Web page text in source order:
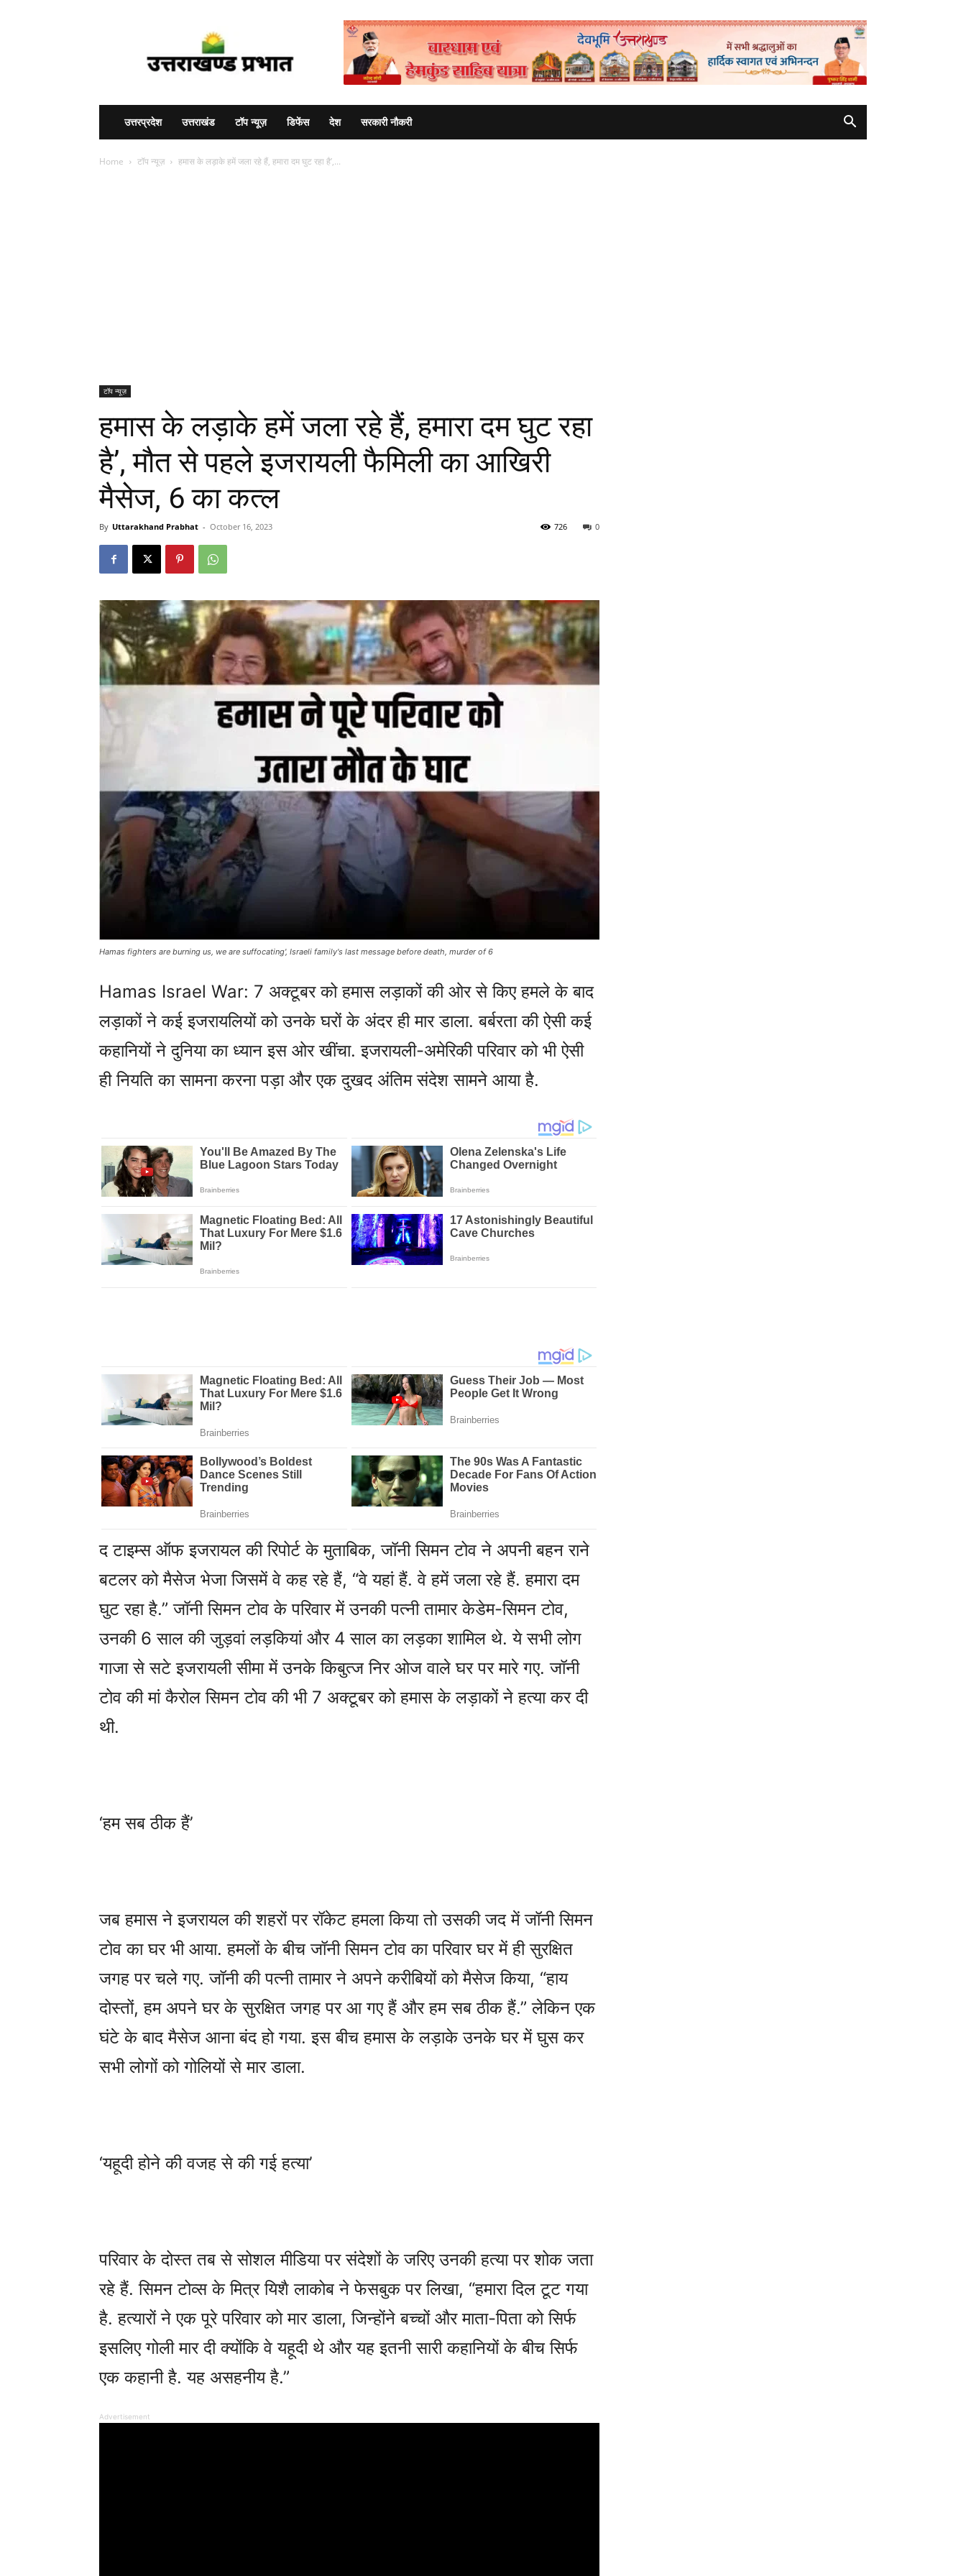
Advertisement
उत्तरप्रदेश उत्तराखंड टॉप न्यूज़ डिफेंस देश सरकारी नौकरी
Home टॉप न्यूज़ हमास के लड़ाके हमें जला रहे हैं, हमारा दम घुट रहा है’,...
टॉप न्यूज़
हमास के लड़ाके हमें जला रहे हैं, हमारा दम घुट रहा
है’, मौत से पहले इजरायली फैमिली का आखिरी
मैसेज, 6 का कत्ल
By Uttarakhand Prabhat - October 16, 2023 0
726
Hamas fighters are burning us, we are suffocating', Israeli family's last message before death, murder of 6
Hamas Israel War: 7 अक्टूबर को हमास लड़ाकों की ओर से किए हमले के बाद
लड़ाकों ने कई इजरायलियों को उनके घरों के अंदर ही मार डाला. बर्बरता की ऐसी कई
कहानियों ने दुनिया का ध्यान इस ओर खींचा. इजरायली-अमेरिकी परिवार को भी ऐसी
ही नियति का सामना करना पड़ा और एक दुखद अंतिम संदेश सामने आया है.
द टाइम्स ऑफ इजरायल की रिपोर्ट के मुताबिक, जॉनी सिमन टोव ने अपनी बहन राने
बटलर को मैसेज भेजा जिसमें वे कह रहे हैं, “वे यहां हैं. वे हमें जला रहे हैं. हमारा दम
घुट रहा है.” जॉनी सिमन टोव के परिवार में उनकी पत्नी तामार केडेम-सिमन टोव,
उनकी 6 साल की जुड़वां लड़कियां और 4 साल का लड़का शामिल थे. ये सभी लोग
गाजा से सटे इजरायली सीमा में उनके किबुत्ज निर ओज वाले घर पर मारे गए. जॉनी
टोव की मां कैरोल सिमन टोव की भी 7 अक्टूबर को हमास के लड़ाकों ने हत्या कर दी
थी.
‘हम सब ठीक हैं’
जब हमास ने इजरायल की शहरों पर रॉकेट हमला किया तो उसकी जद में जॉनी सिमन
टोव का घर भी आया. हमलों के बीच जॉनी सिमन टोव का परिवार घर में ही सुरक्षित
जगह पर चले गए. जॉनी की पत्नी तामार ने अपने करीबियों को मैसेज किया, “हाय
दोस्तों, हम अपने घर के सुरक्षित जगह पर आ गए हैं और हम सब ठीक हैं.” लेकिन एक
घंटे के बाद मैसेज आना बंद हो गया. इस बीच हमास के लड़ाके उनके घर में घुस कर
सभी लोगों को गोलियों से मार डाला.
‘यहूदी होने की वजह से की गई हत्या’
परिवार के दोस्त तब से सोशल मीडिया पर संदेशों के जरिए उनकी हत्या पर शोक जता
रहे हैं. सिमन टोव्स के मित्र यिशै लाकोब ने फेसबुक पर लिखा, “हमारा दिल टूट गया
है. हत्यारों ने एक पूरे परिवार को मार डाला, जिन्होंने बच्चों और माता-पिता को सिर्फ
इसलिए गोली मार दी क्योंकि वे यहूदी थे और यह इतनी सारी कहानियों के बीच सिर्फ
एक कहानी है. यह असहनीय है.”
Advertisement